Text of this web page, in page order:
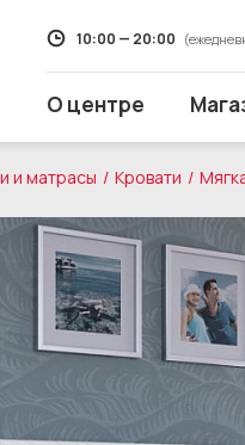
О центре
10:00 — 20:00
и матрасы Кровати